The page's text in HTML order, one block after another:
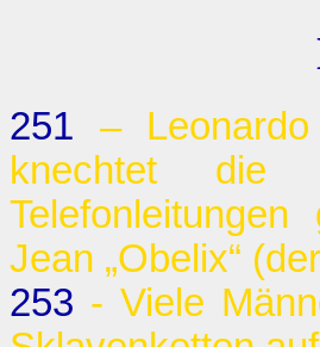
251 –
knechtet die
Jean „Obelix“
253 - Viele